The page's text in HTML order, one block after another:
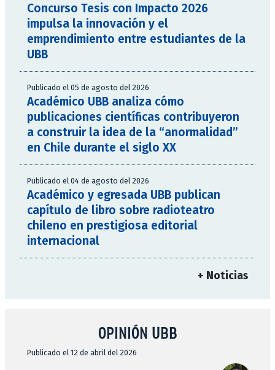
Concurso Tesis con Impacto 2026
impulsa la innovación y el
emprendimiento entre estudiantes de la
UBB
Publicado el 05 de agosto del 2026
Académico UBB analiza cómo
publicaciones científicas contribuyeron
a construir la idea de la “anormalidad”
en Chile durante el siglo XX
Publicado el 04 de agosto del 2026
Académico y egresada UBB publican
capítulo de libro sobre radioteatro
chileno en prestigiosa editorial
internacional
+ Noticias
OPINIÓN UBB
Publicado el 12 de abril del 2026